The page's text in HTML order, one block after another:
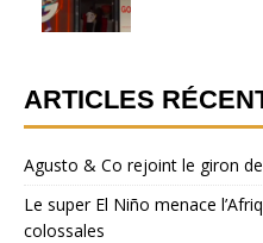
ARTICLES
Agusto & Co rejoint le giron
Le super El Niño menace
colossales